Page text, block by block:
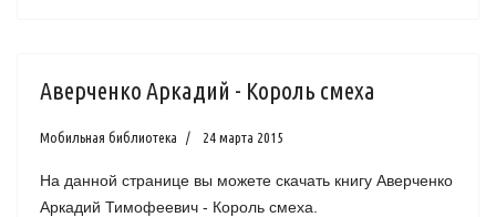
Аверченко Аркадий - Король смеха
Мобильная библиотека 24 марта 2015
На данной странице вы можете скачать книгу Аверченко
Аркадий Тимофеевич - Король смеха.